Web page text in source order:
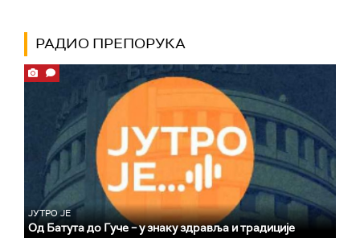
РАДИО ПРЕПОРУКА
ЈУТРО ЈЕ
Од Батута до Гуче – у знаку здравља и традиције